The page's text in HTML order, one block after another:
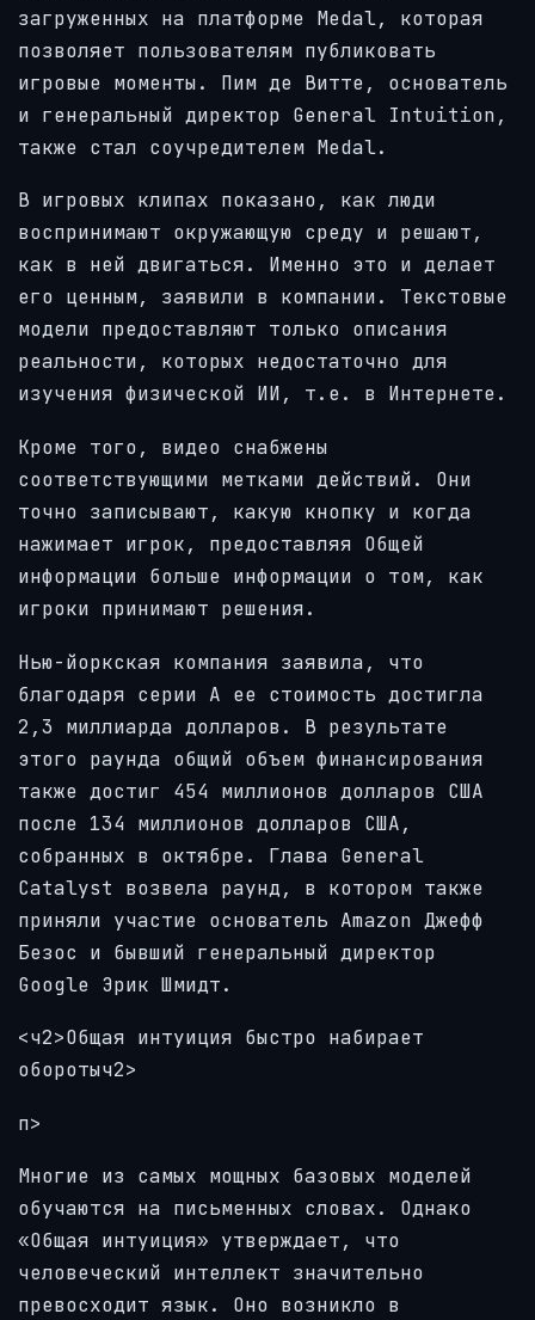
загруженных на платформе Medal, которая
позволяет пользователям публиковать
игровые моменты. Пим де Витте, основатель
и генеральный директор General Intuition,
также стал соучредителем Medal.
В игровых клипах показано, как люди
воспринимают окружающую среду и решают,
как в ней двигаться. Именно это и делает
его ценным, заявили в компании. Текстовые
модели предоставляют только описания
реальности, которых недостаточно для
изучения физической ИИ, т.е. в Интернете.
Кроме того, видео снабжены
соответствующими метками действий. Они
точно записывают, какую кнопку и когда
нажимает игрок, предоставляя Общей
информации больше информации о том, как
игроки принимают решения.
Нью-йоркская компания заявила, что
благодаря серии A ее стоимость достигла
2,3 миллиарда долларов. В результате
этого раунда общий объем финансирования
также достиг 454 миллионов долларов США
после 134 миллионов долларов США,
собранных в октябре. Глава General
Catalyst возвела раунд, в котором также
приняли участие основатель Amazon Джефф
Безос и бывший генеральный директор
Google Эрик Шмидт.
<ч2>Общая интуиция быстро набирает
оборотыч2>
п>
Многие из самых мощных базовых моделей
обучаются на письменных словах. Однако
«Общая интуиция» утверждает, что
человеческий интеллект значительно
превосходит язык. Оно возникло в